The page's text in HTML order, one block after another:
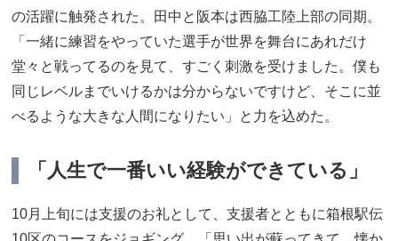
の活躍に触発された。田中と阪本は西脇工陸上部の同期。
「一緒に練習をやっていた選手が世界を舞台にあれだけ
堂々と戦ってるのを見て、すごく刺激を受けました。僕も
同じレベルまでいけるかは分からないですけど、そこに並
べるような大きな人間になりたい」と力を込めた。
「人生で一番いい経験ができている」
10月上旬には支援のお礼として、支援者とともに箱根駅伝